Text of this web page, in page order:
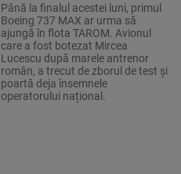
Până la finalul acestei luni, primul
Boeing 737 MAX ar urma să
ajungă în flota TAROM. Avionul
care a fost botezat Mircea
Lucescu după marele antrenor
român, a trecut de zborul de test și
poartă deja însemnele
operatorului național.